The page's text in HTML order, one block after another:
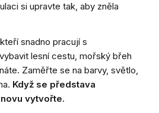
si upravte tak, aby zněla
snadno pracují s
lesní cestu, mořský břeh
Zaměřte se na barvy, světlo,
Když se představa
vytvořte.